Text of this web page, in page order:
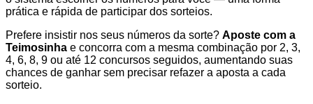
prática e rápida de participar dos sorteios.
Prefere insistir nos seus números da sorte? Aposte com a
Teimosinha e concorra com a mesma combinação por 2, 3,
4, 6, 8, 9 ou até 12 concursos seguidos, aumentando suas
chances de ganhar sem precisar refazer a aposta a cada
sorteio.